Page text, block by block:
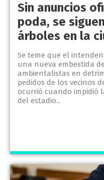
Sin anuncios
poda, se
árboles en la
Se teme que el
una nueva embestida
ambientalistas en
pedidos de los vecinos
ocurrió cuando impidió
del estadio...